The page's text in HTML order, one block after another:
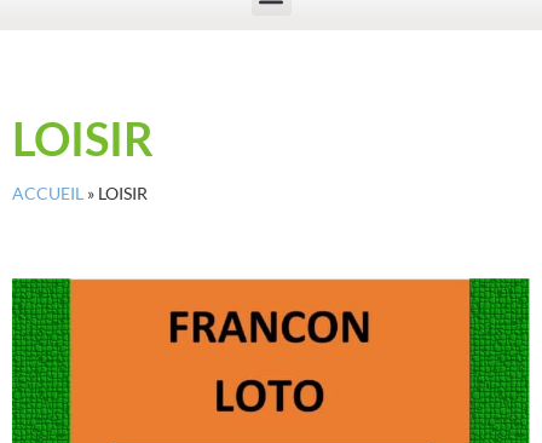
LOISIR
ACCUEIL » LOISIR